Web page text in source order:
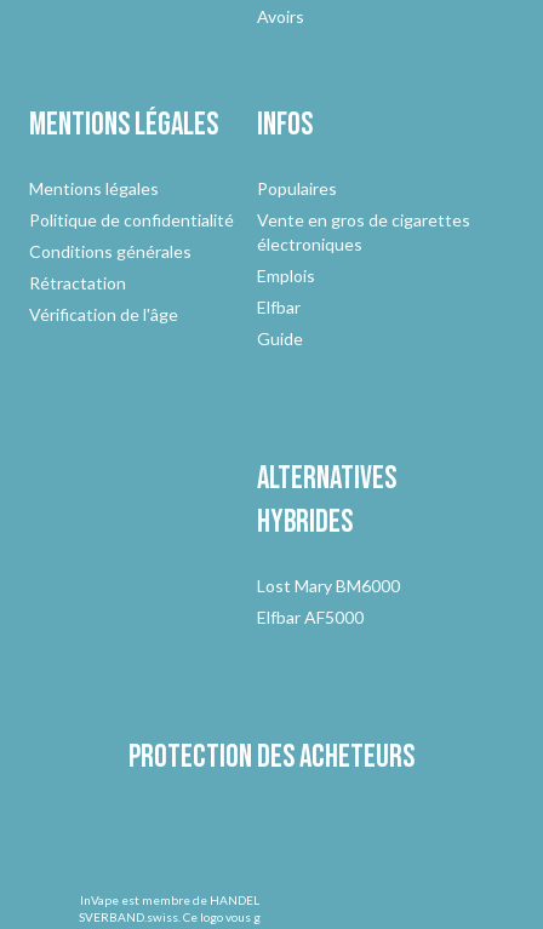
Avoirs
Mentions légales
Mentions légales
Politique de confidentialité
Conditions générales
Rétractation
Vérification de l'âge
Infos
Populaires
Vente en gros de cigarettes
électroniques
Emplois
Elfbar
Guide
Alternatives
hybrides
Lost Mary BM6000
Elfbar AF5000
Protection des acheteurs
InVape est membre de HANDEL
SVERBAND.swiss. Ce logo vous g